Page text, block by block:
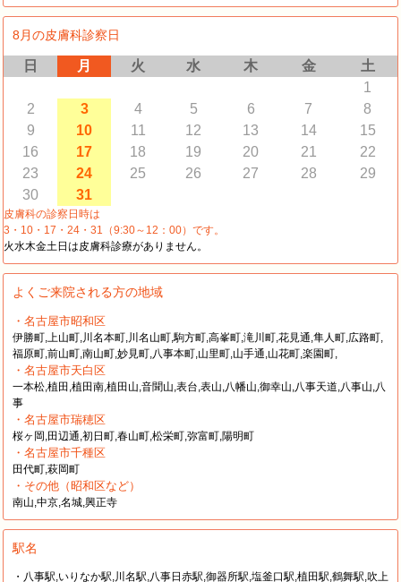
8月の皮膚科診察日
日 月 火 水 木 金
土
1
2
3 4 5 6 7
8
9
10 11 12 13 14
15
16
17 18 19 20 21
22
23
24 25 26 27 28
29
30
31
皮膚科の診察日時は
3・10・17・24・31（9:30～12：00）です。
火水木金土日は皮膚科診療がありません。
よくご来院される方の地域
・名古屋市昭和区
伊勝町,上山町,川名本町,川名山町,駒方町,高峯町,滝川町,花見通,隼人町,広路町,
福原町,前山町,南山町,妙見町,八事本町,山里町,山手通,山花町,楽園町,
・名古屋市天白区
一本松,植田,植田南,植田山,音聞山,表台,表山,八幡山,御幸山,八事天道,八事山,八
事
・名古屋市瑞穂区
桜ヶ岡,田辺通,初日町,春山町,松栄町,弥富町,陽明町
・名古屋市千種区
田代町,萩岡町
・その他（昭和区など）
南山,中京,名城,興正寺
駅名
・八事駅,いりなか駅,川名駅,八事日赤駅,御器所駅,塩釜口駅,植田駅,鶴舞駅,吹上